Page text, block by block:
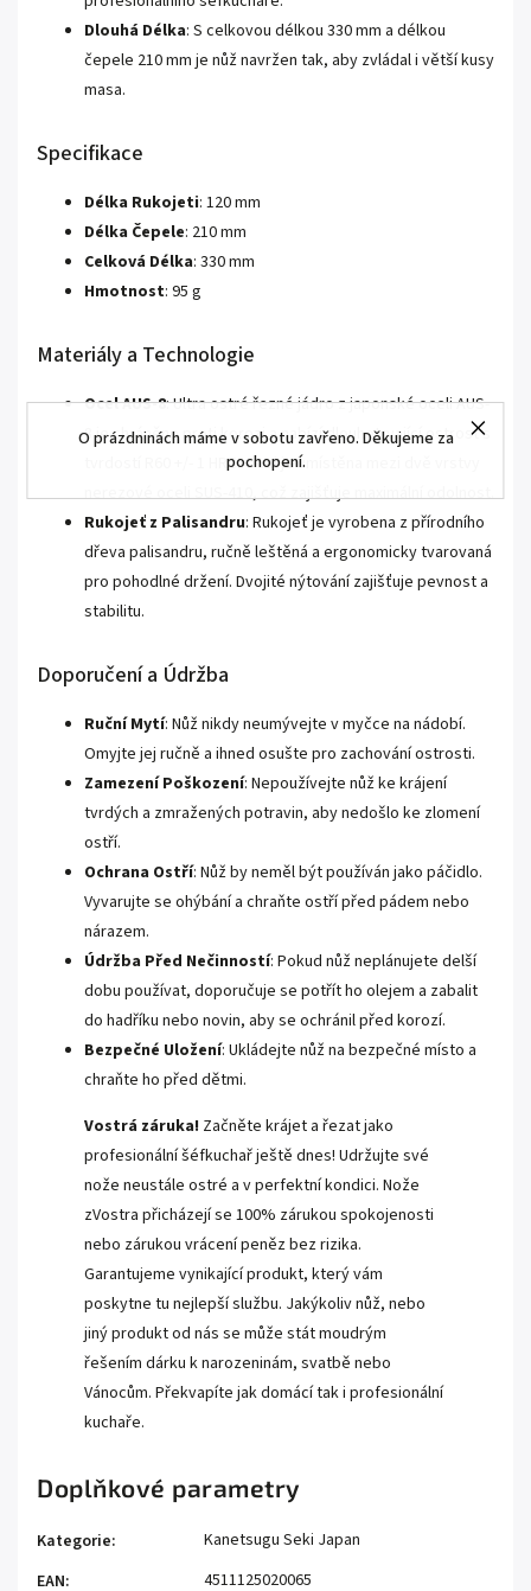
O prázdninách máme v sobotu zavřeno. Děkujeme za
pochopení.
Dlouhá Délka: S celkovou délkou 330 mm a délkou
čepele 210 mm je nůž navržen tak, aby zvládal i větší kusy
masa.
Specifikace
Délka Rukojeti: 120 mm
Délka Čepele: 210 mm
Celková Délka: 330 mm
Hmotnost: 95 g
Materiály a Technologie
Ocel AUS-8: Ultra ostré řezné jádro z japonské oceli AUS-
8 je chráněno proti korozi a nabízí dlouhotrvající ostrost s
tvrdostí R60 +/- 1 HRC. Ocel je umístěna mezi dvě vrstvy
nerezové oceli SUS-410, což zajišťuje maximální odolnost.
Rukojeť z Palisandru: Rukojeť je vyrobena z přírodního
dřeva palisandru, ručně leštěná a ergonomicky tvarovaná
pro pohodlné držení. Dvojité nýtování zajišťuje pevnost a
stabilitu.
Doporučení a Údržba
Ruční Mytí: Nůž nikdy neumývejte v myčce na nádobí.
Omyjte jej ručně a ihned osušte pro zachování ostrosti.
Zamezení Poškození: Nepoužívejte nůž ke krájení
tvrdých a zmražených potravin, aby nedošlo ke zlomení
ostří.
Ochrana Ostří: Nůž by neměl být používán jako páčidlo.
Vyvarujte se ohýbání a chraňte ostří před pádem nebo
nárazem.
Údržba Před Nečinností: Pokud nůž neplánujete delší
dobu používat, doporučuje se potřít ho olejem a zabalit
do hadříku nebo novin, aby se ochránil před korozí.
Bezpečné Uložení: Ukládejte nůž na bezpečné místo a
chraňte ho před dětmi.
Vostrá záruka! Začněte krájet a řezat jako
profesionální šéfkuchař ještě dnes! Udržujte své
nože neustále ostré a v perfektní kondici. Nože
zVostra přicházejí se 100% zárukou spokojenosti
nebo zárukou vrácení peněz bez rizika.
Garantujeme vynikající produkt, který vám
poskytne tu nejlepší službu. Jakýkoliv nůž, nebo
jiný produkt od nás se může stát moudrým
řešením dárku k narozeninám, svatbě nebo
Vánocům. Překvapíte jak domácí tak i profesionální
kuchaře.
Doplňkové parametry
Kategorie:
Kanetsugu Seki Japan
EAN:
4511125020065